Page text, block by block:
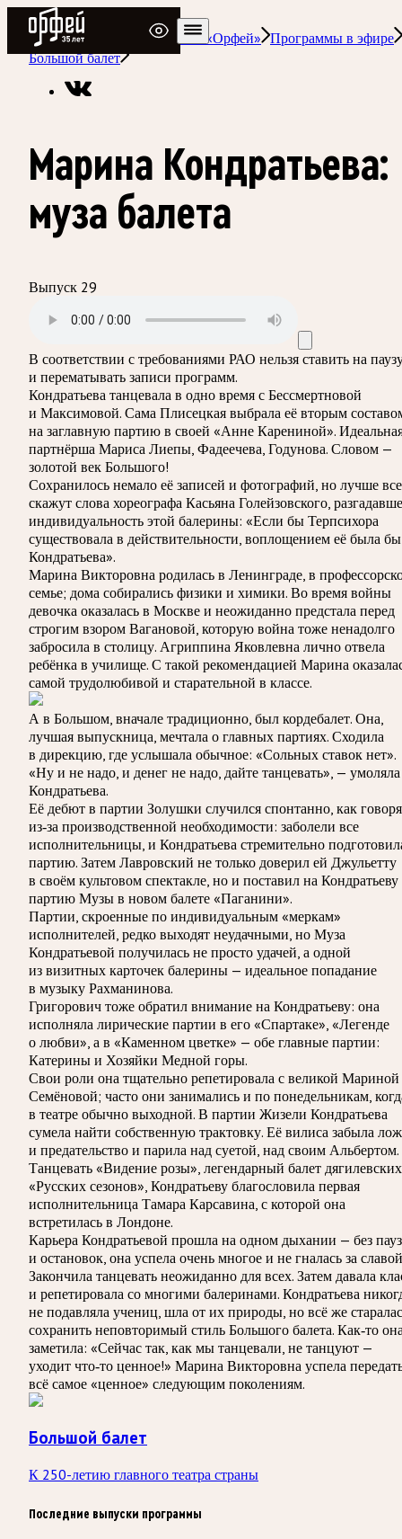
Радио Орфей
Радио классической музыки «Орфей» Программы в эфире
Большой балет
Марина Кондратьева:
муза балета
Выпуск 29
В соответствии с требованиями РАО нельзя ставить на
и перематывать записи программ.
Кондратьева танцевала в одно время с Бессмертновой
и Максимовой. Сама Плисецкая выбрала её вторым
на заглавную партию в своей «Анне Карениной».
партнёрша Мариса Лиепы, Фадеечева, Годунова. Словом —
золотой век Большого!
Сохранилось немало её записей и фотографий, но лучше
скажут слова хореографа Касьяна Голейзовского,
индивидуальность этой балерины: «Если бы Терпсихора
существовала в действительности, воплощением её была бы
Кондратьева».
Марина Викторовна родилась в Ленинграде, в
семье; дома собирались физики и химики. Во время войны
девочка оказалась в Москве и неожиданно предстала перед
строгим взором Вагановой, которую война тоже ненадолго
забросила в столицу. Агриппина Яковлевна лично отвела
ребёнка в училище. С такой рекомендацией Марина
самой трудолюбивой и старательной в классе.
А в Большом, вначале традиционно, был кордебалет. Она,
лучшая выпускница, мечтала о главных партиях. Сходила
в дирекцию, где услышала обычное: «Сольных ставок нет».
«Ну и не надо, и денег не надо, дайте танцевать», — умоляла
Кондратьева.
Её дебют в партии Золушки случился спонтанно, как
из‑за производственной необходимости: заболели все
исполнительницы, и Кондратьева стремительно
партию. Затем Лавровский не только доверил ей Джульетту
в своём культовом спектакле, но и поставил на Кондратьеву
партию Музы в новом балете «Паганини».
Партии, скроенные по индивидуальным «меркам»
исполнителей, редко выходят неудачными, но Муза
Кондратьевой получилась не просто удачей, а одной
из визитных карточек балерины — идеальное попадание
в музыку Рахманинова.
Григорович тоже обратил внимание на Кондратьеву: она
исполняла лирические партии в его «Спартаке», «Легенде
о любви», а в «Каменном цветке» — обе главные партии:
Катерины и Хозяйки Медной горы.
Свои роли она тщательно репетировала с великой Мариной
Семёновой; часто они занимались и по понедельникам,
в театре обычно выходной. В партии Жизели Кондратьева
сумела найти собственную трактовку. Её вилиса забыла
и предательство и парила над суетой, над своим Альбертом.
Танцевать «Видение розы», легендарный балет дягилевских
«Русских сезонов», Кондратьеву благословила первая
исполнительница Тамара Карсавина, с которой она
встретилась в Лондоне.
Карьера Кондратьевой прошла на одном дыхании — без пауз
и остановок, она успела очень многое и не гналась за
Закончила танцевать неожиданно для всех. Затем давала
и репетировала со многими балеринами. Кондратьева
не подавляла учениц, шла от их природы, но всё же
сохранить неповторимый стиль Большого балета. Как‑то
заметила: «Сейчас так, как мы танцевали, не танцуют —
уходит что‑то ценное!» Марина Викторовна успела
всё самое «ценное» следующим поколениям.
Большой балет
К 250-летию главного театра страны
Последние выпуски программы